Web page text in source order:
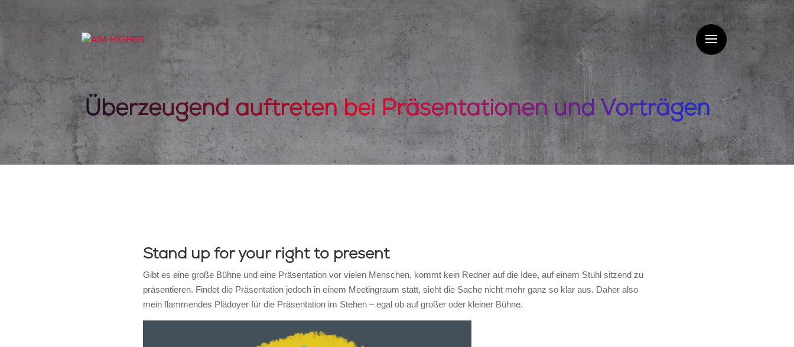
Überzeugend auftreten bei Präsentationen und Vorträgen
Stand up for your right to present
Gibt es eine große Bühne und eine Präsentation vor vielen Menschen, kommt kein Redner auf die Idee, auf einem Stuhl sitzend zu
präsentieren. Findet die Präsentation jedoch in einem Meetingraum statt, sieht die Sache nicht mehr ganz so klar aus. Daher also
mein flammendes Plädoyer für die Präsentation im Stehen – egal ob auf großer oder kleiner Bühne.